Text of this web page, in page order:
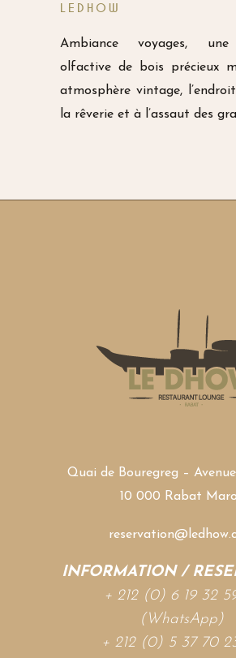
LEDHOW
Ambiance voyages, une
olfactive de bois précieux
atmosphère vintage,
la rêverie et à l’assaut des
Quai de Bouregreg –
10 000 Rabat
INFORMATION /
+ 212 (0) 6 19 32
(WhatsApp)
+ 212 (0) 5 37 70